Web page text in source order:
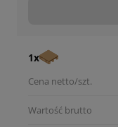
1x